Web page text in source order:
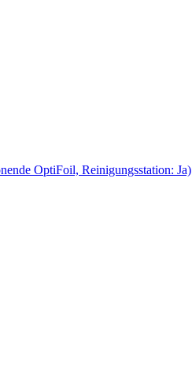
OptiFoil, Reinigungsstation: Ja)